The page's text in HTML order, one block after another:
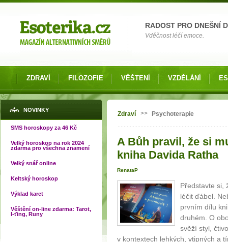
RADOST PRO DNEŠNÍ
Vděčnost léčí emoce.
ZDRAVÍ FILOZOFIE VĚŠTENÍ VZDĚLÁNÍ
NOVINKY
SMS horoskopy za 46 Kč
Velký horoskop na rok 2024
zdarma pro všechna znamení
Velký snář online
Keltský horoskop
Výklad karet
Věštění on-line zdarma: Tarot,
I-ťing, Runy
Jste zde
Zdraví >> Psychoterapie
A Bůh pravil, že si
kniha Davida Ratha
RenataP
Představte si,
léčit ďábel.
prvním dílu
druhém. O
svěží styl,
v kontextech lehkých, vtipných a